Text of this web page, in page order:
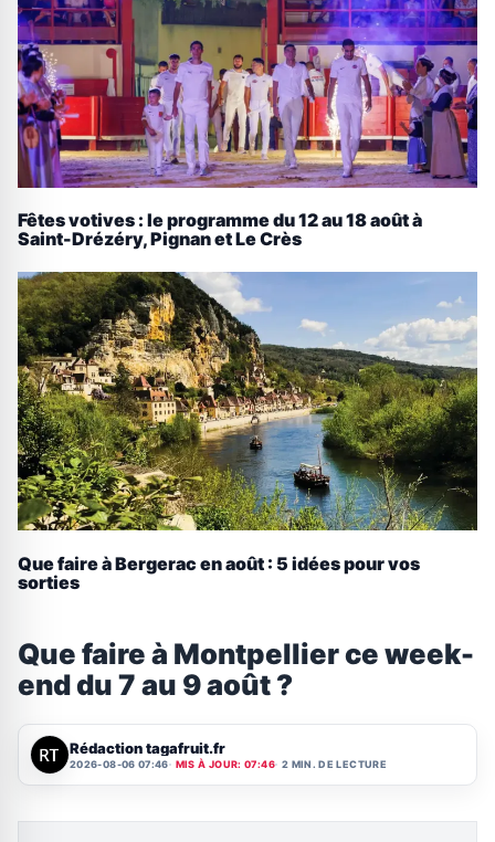
Fêtes votives : le programme du 12 au 18 août à
Saint-Drézéry, Pignan et Le Crès
Que faire à Bergerac en août : 5 idées pour vos
sorties
Que faire à Montpellier ce week-
end du 7 au 9 août ?
Rédaction tagafruit.fr
2026-08-06 07:46 MIS À JOUR: 07:46 2 MIN. DE LECTURE